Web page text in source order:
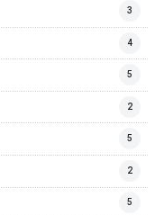
3
4
5
2
5
2
5